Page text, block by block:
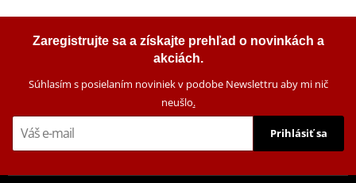
Zaregistrujte sa a získajte prehľad o novinkách a
akciách.
Súhlasím s posielaním noviniek v podobe Newslettru aby mi nič
neušlo.
Prihlásiť sa